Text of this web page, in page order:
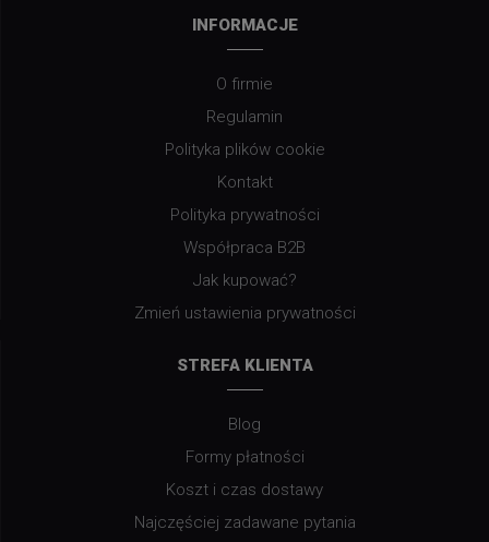
INFORMACJE
O firmie
Regulamin
Polityka plików cookie
Kontakt
Polityka prywatności
Współpraca B2B
Jak kupować?
Zmień ustawienia prywatności
STREFA KLIENTA
Blog
Formy płatności
Koszt i czas dostawy
Najczęściej zadawane pytania